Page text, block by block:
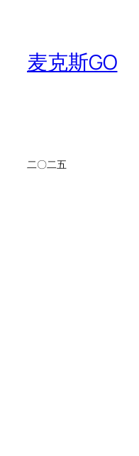
麦克斯GO
二〇二五